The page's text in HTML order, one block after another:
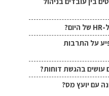
על התרבות
עושים בהגשת דוחות?
עם יועץ מס?